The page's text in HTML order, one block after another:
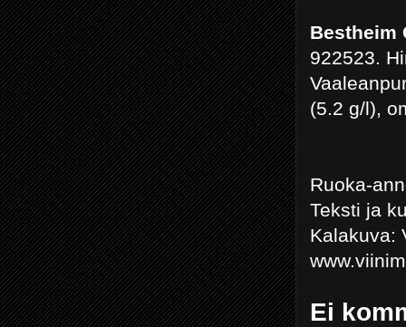
Bestheim
922523.
(5.2 g/l),
Ruoka-
Teksti ja
Kalakuva:
Ei